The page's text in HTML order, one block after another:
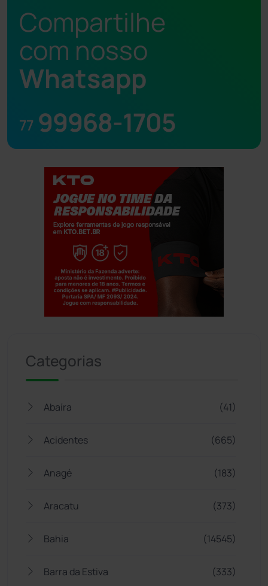
Compartilhe
com nosso
Whatsapp
77 99968-1705
Categorias
Abaíra (41)
Acidentes (665)
Anagé (183)
Aracatu (373)
Bahia (14545)
Barra da Estiva (333)